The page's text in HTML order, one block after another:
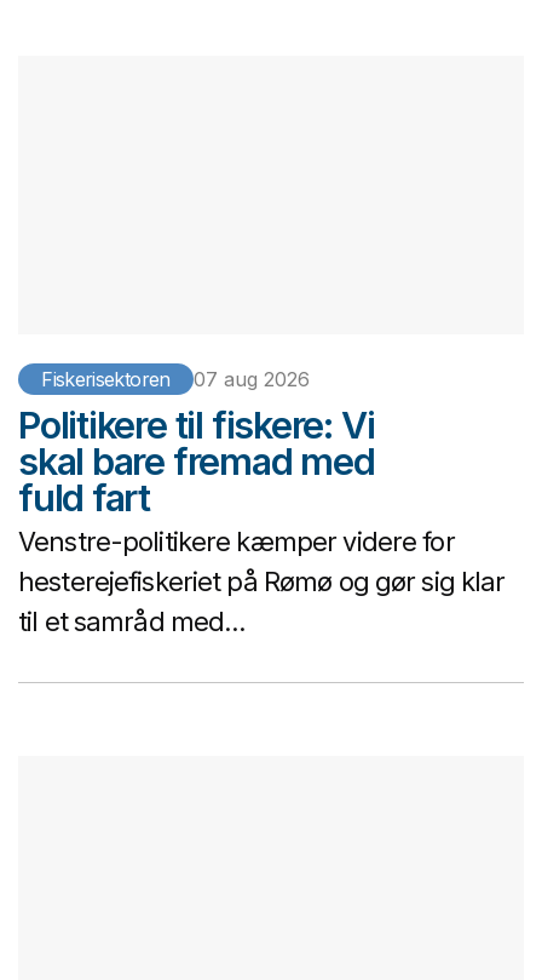
Fiskerisektoren 07 aug 2026
Politikere til fiskere: Vi
skal bare fremad med
fuld fart
Venstre-politikere kæmper videre for
hesterejefiskeriet på Rømø og gør sig klar
til et samråd med...